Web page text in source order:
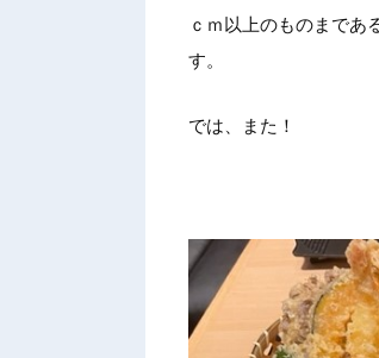
ｃｍ以上のものまで
す。
では、また！